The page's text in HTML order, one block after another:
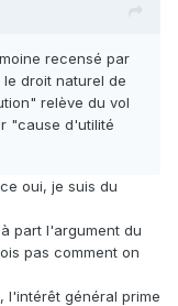
recensé par
droit naturel de
relève du vol
"cause d'utilité
oui, je suis du
part l'argument du
pas comment on
l'intérêt général prime